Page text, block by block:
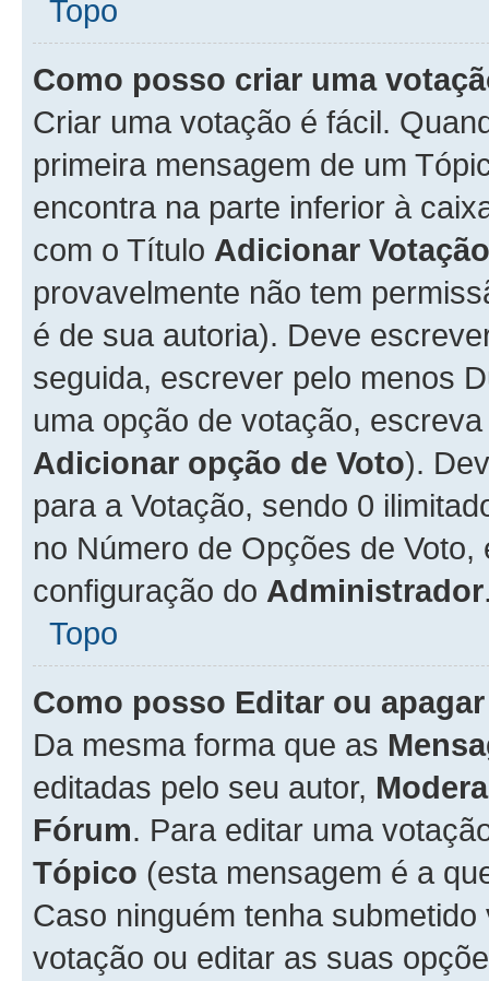
Topo
Como posso criar uma
Criar uma votação é fácil.
primeira mensagem de um
encontra na parte inferior à
com o Título Adicionar Votação
provavelmente não tem
é de sua autoria). Deve
seguida, escrever pelo menos
uma opção de votação,
Adicionar opção de Voto).
para a Votação, sendo 0
no Número de Opções de
configuração do Administrador
Topo
Como posso Editar ou
Da mesma forma que as
editadas pelo seu autor,
Fórum. Para editar uma
Tópico (esta mensagem é a
Caso ninguém tenha
votação ou editar as suas